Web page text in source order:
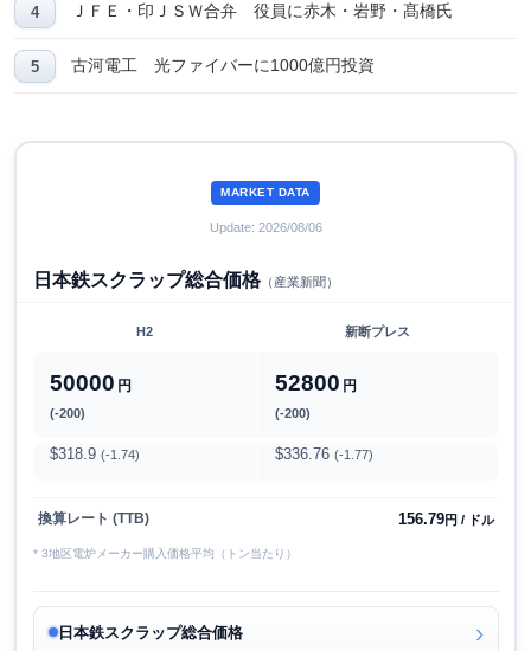
ＪＦＥ・印ＪＳＷ合弁 役員に赤木・岩野・髙橋氏
古河電工 光ファイバーに1000億円投資
MARKET DATA
Update: 2026/08/06
日本鉄スクラップ総合価格（産業新聞）
H2 新断プレス
50000 円
(-200)
52800 円
(-200)
$318.9 (-1.74) $336.76 (-1.77)
換算レート (TTB) 156.79円 / ドル
* 3地区電炉メーカー購入価格平均（トン当たり）
日本鉄スクラップ総合価格